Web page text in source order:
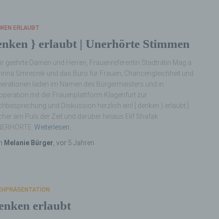
ERLAUBT
} erlaubt | Unerhörte Stimmen
geehrte Damen und Herren, Frauenreferentin Stadträtin Mag.a
Smrecnik und das Büro für Frauen, Chancengleichheit und
laden im Namen des Bürgermeisters und in
mit der Frauenplattform Klagenfurt zur
und Diskussion herzlich ein! [ denken } erlaubt ]
am Puls der Zeit und darüber hinaus Elif Shafak
Weiterlesen…
Melanie Bürger , vor 5 Jahren
erlaubt
zu bewerten, insbesondere, um Aspekte bezüglich
Zuverlässigkeit, Verhalten, Aufenthaltsort oder Ortswechsel
f) Pseudonymisierung
Pseudonymisierung ist die Verarbeitung personenbezogener
in einer Weise, auf welche die personenbezogenen Daten ohne
Hinzuziehung zusätzlicher Informationen nicht mehr einer
spezifischen betroffenen Person zugeordnet werden können,
diese zusätzlichen Informationen gesondert aufbewahrt werden
werden.